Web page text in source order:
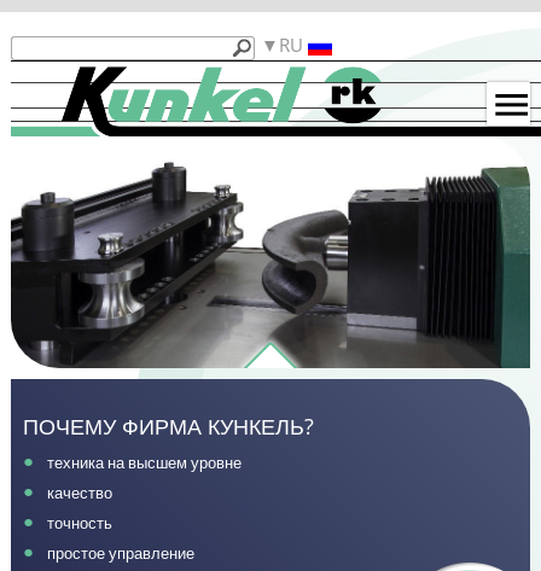
RU
ПОЧЕМУ ФИРМА КУНКЕЛЬ?
техника на высшем уровне
качество
точность
простое управление
Кункель
Машины
Примеры
гибки
Функциональность